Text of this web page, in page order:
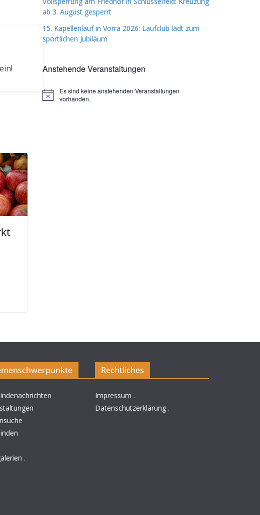
ab 3. August gesperrt
15. Kapellenlauf in Vorra 2026: Laufclub lädt zum
sportlichen Jubiläum
Anstehende Veranstaltungen
H
Es sind keine anstehenden Veranstaltungen
vorhanden.
.
Rechtliches
Impressum .
Datenschutzerklärung .